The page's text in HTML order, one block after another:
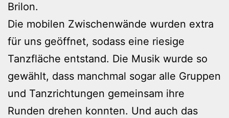
Brilon.
Die mobilen Zwischenwände wurden extra
für uns geöffnet, sodass eine riesige
Tanzfläche entstand. Die Musik wurde so
gewählt, dass manchmal sogar alle Gruppen
und Tanzrichtungen gemeinsam ihre
Runden drehen konnten. Und auch das